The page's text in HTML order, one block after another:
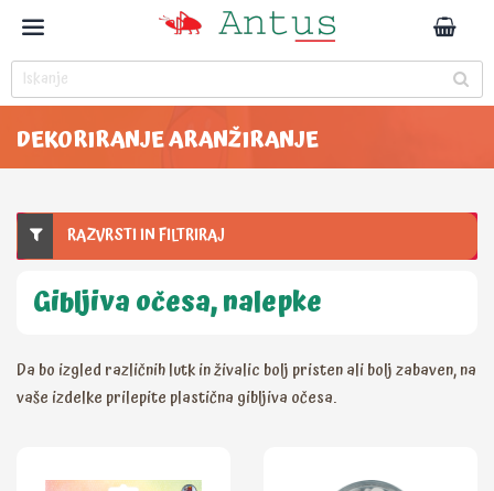
DEKORIRANJE ARANŽIRANJE
RAZVRSTI IN FILTRIRAJ
Gibljiva očesa, nalepke
Da bo izgled različnih lutk in živalic bolj pristen ali bolj zabaven, na
vaše izdelke prilepite plastična gibljiva očesa.